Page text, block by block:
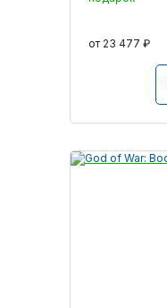
от 23 477 ₽